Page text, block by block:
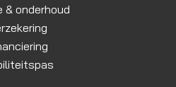
& onderhoud